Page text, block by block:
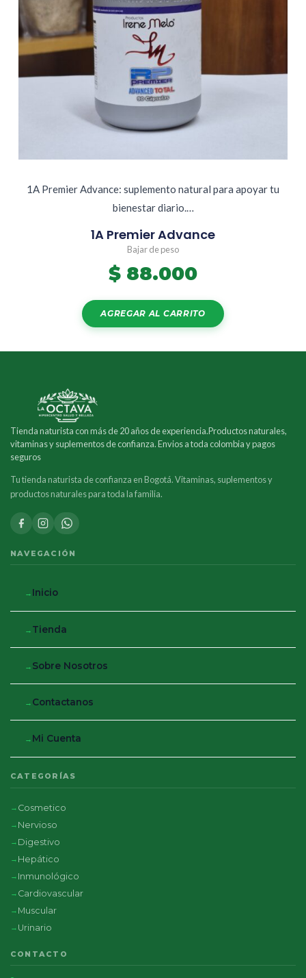
1A Premier Advance: suplemento natural para apoyar tu
bienestar diario.…
1A Premier Advance
Bajar de peso
$ 88.000
AGREGAR AL CARRITO
Tienda naturista con más de 20 años de experiencia.Productos naturales,
vitaminas y suplementos de confianza. Envios a toda colombia y pagos
seguros
Tu tienda naturista de confianza en Bogotá. Vitaminas, suplementos y
productos naturales para toda la familia.
NAVEGACIÓN
Inicio
Tienda
Sobre Nosotros
Contactanos
Mi Cuenta
CATEGORÍAS
Cosmetico
Nervioso
Digestivo
Hepático
Inmunológico
Cardiovascular
Muscular
Urinario
CONTACTO